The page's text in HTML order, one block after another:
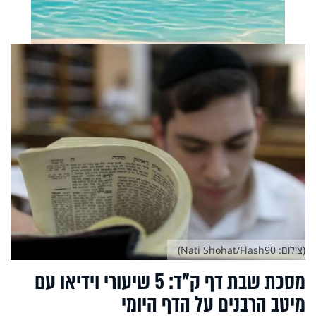
מסכת שבת דף ק"ד: 5 שיעורי וידיאו עם
מיטב הרבנים על הדף היומי
(צילום: Nati Shohat/Flash90)